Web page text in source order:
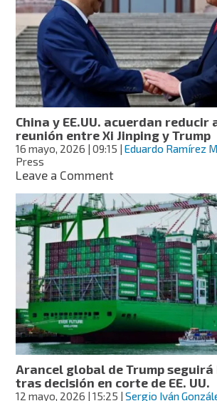
injerencia
electoral
por
anuncio
sobre
aranceles
China y EE.UU. acuerdan
reunión entre Xi Jinping y Trump
16 mayo, 2026 | 09:15 |Eduardo Ramírez
Press
Leave a Commenton
y
EE.UU.
acuerdan
reducir
aranceles
tras
reunión
entre
Xi
Jinping
y
Trump
Arancel global de Trump
tras decisión en corte de EE. UU.
12 mayo, 2026 | 15:25 |Sergio Iván